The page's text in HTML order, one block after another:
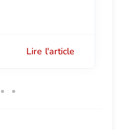
Lire l'article